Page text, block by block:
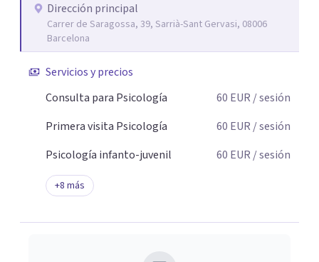
Dirección principal
Carrer de Saragossa, 39, Sarrià-Sant Gervasi, 08006
Barcelona
Servicios y precios
Consulta para Psicología
60 EUR / sesión
Primera visita Psicología
60 EUR / sesión
Psicología infanto-juvenil
60 EUR / sesión
+8 más